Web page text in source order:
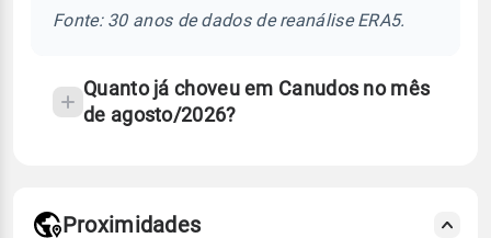
Fonte: 30 anos de dados de reanálise ERA5.
Quanto já choveu em Canudos no mês
de agosto/2026?
Proximidades